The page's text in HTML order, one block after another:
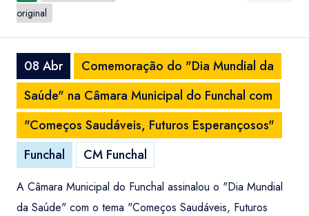
original
08 Abr
Comemoração do "Dia Mundial da
Saúde" na Câmara Municipal do Funchal com
"Começos Saudáveis, Futuros Esperançosos"
Funchal
CM Funchal
A Câmara Municipal do Funchal assinalou o "Dia Mundial
da Saúde" com o tema "Começos Saudáveis, Futuros